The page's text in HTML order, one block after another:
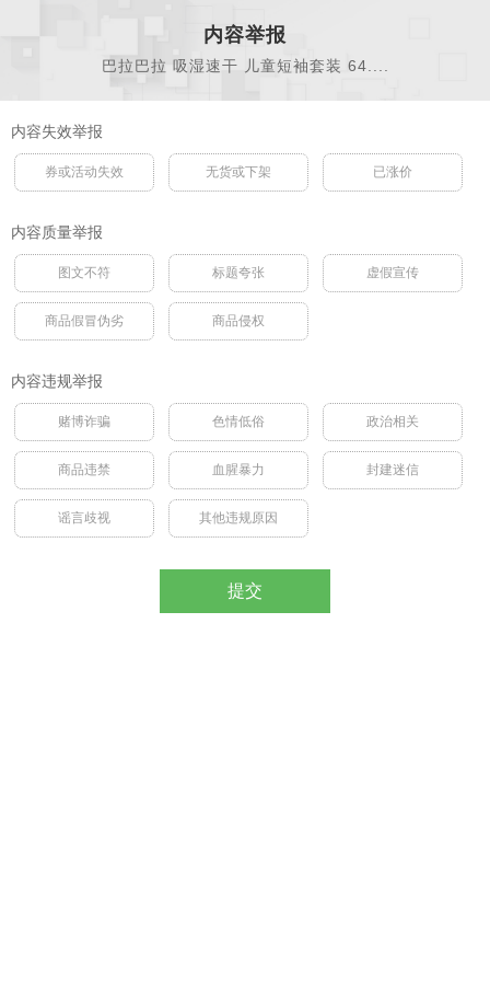
内容举报
巴拉巴拉 吸湿速干 儿童短袖套装 64....
内容失效举报
券或活动失效 无货或下架 已涨价
内容质量举报
图文不符 标题夸张 虚假宣传
商品假冒伪劣 商品侵权
内容违规举报
赌博诈骗 色情低俗 政治相关
商品违禁 血腥暴力 封建迷信
谣言歧视 其他违规原因
提交